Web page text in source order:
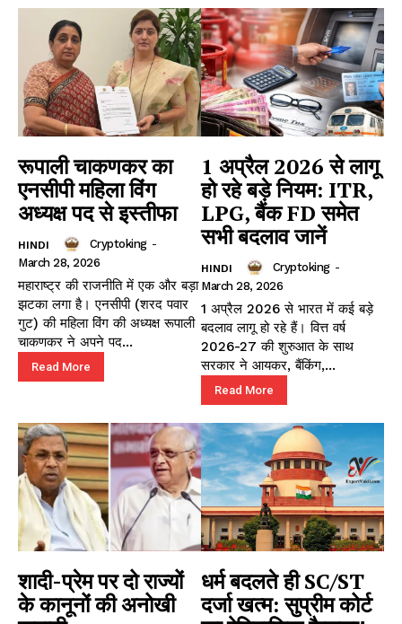
रूपाली चाकणकर का
एनसीपी महिला विंग
अध्यक्ष पद से इस्तीफा
HINDI Cryptoking -
March 28, 2026
महाराष्ट्र की राजनीति में एक और बड़ा
झटका लगा है। एनसीपी (शरद पवार
गुट) की महिला विंग की अध्यक्ष रूपाली
चाकणकर ने अपने पद...
Read More
1 अप्रैल 2026 से लागू
हो रहे बड़े नियम: ITR,
LPG, बैंक FD समेत
सभी बदलाव जानें
HINDI Cryptoking -
March 28, 2026
1 अप्रैल 2026 से भारत में कई बड़े
बदलाव लागू हो रहे हैं। वित्त वर्ष
2026-27 की शुरुआत के साथ
सरकार ने आयकर, बैंकिंग,...
Read More
शादी-प्रेम पर दो राज्यों
के कानूनों की अनोखी
धर्म बदलते ही SC/ST
दर्जा खत्म: सुप्रीम कोर्ट